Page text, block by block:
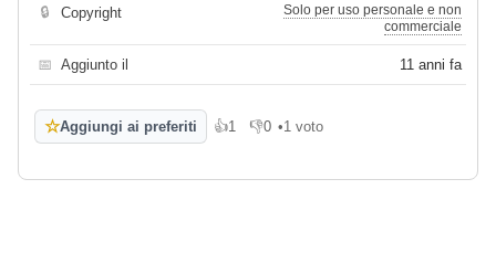
🔒 Copyright
Solo per uso personale e non
commerciale
📅 Aggiunto il 11 anni fa
☆Aggiungi ai preferiti 👍1
Mi piace
👎0
Non mi piace
•1 voto